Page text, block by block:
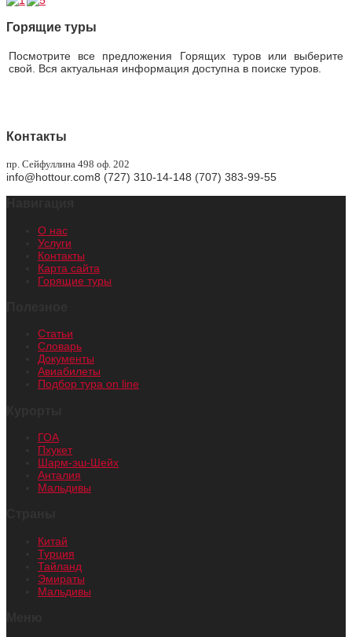
Горящие туры
Посмотрите все предложения Горящих туров или выберите
свой. Вся актуальная информация доступна в поиске туров.
Контакты
пр. Сейфуллина 498 оф. 202
info@hottour.com8 (727) 310-14-148 (707) 383-99-55
О нас
Услуги
Контакты
Карта сайта
Горящие туры
Статьи
Словарь
Документы
Авиабилеты
Подбор тура on line
ГОА
Пхукет
Шарм-эш-Шейх
Анталия
Мальдивы
Китай
Турция
Тайланд
Эмираты
Мальдивы